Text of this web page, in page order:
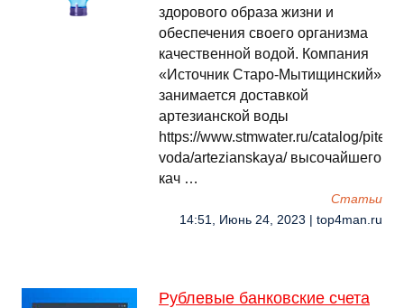
здорового образа жизни и
обеспечения своего организма
качественной водой. Компания
«Источник Старо-Мытищинский»
занимается доставкой
артезианской воды
https://www.stmwater.ru/catalog/
voda/artezianskaya/ высочайшего
кач …
Cтатьи
14:51, Июнь 24, 2023 | top4man.ru
Рублевые банковские счета